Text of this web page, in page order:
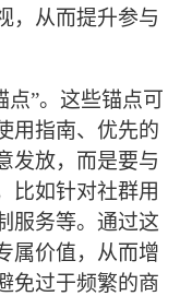
，从而提升参与
点”。这些锚点可
用指南、优先的
发放，而是要与
比如针对社群用
服务等。通过这
属价值，从而增
免过于频繁的商